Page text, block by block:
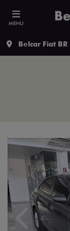
MENU
Belcar Fiat BR
Previous